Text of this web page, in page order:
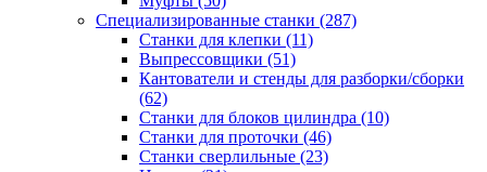
Специализированные станки (287)
Станки для клепки (11)
Выпрессовщики (51)
Кантователи и стенды для разборки/сборки
(62)
Станки для блоков цилиндра (10)
Станки для проточки (46)
Станки сверлильные (23)